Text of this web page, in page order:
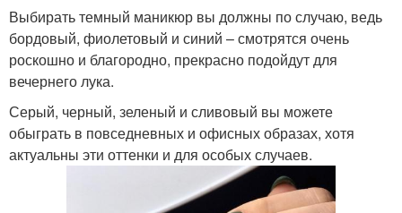
Выбирать темный маникюр вы должны по случаю, ведь
бордовый, фиолетовый и синий – смотрятся очень
роскошно и благородно, прекрасно подойдут для
вечернего лука.
Серый, черный, зеленый и сливовый вы можете
обыграть в повседневных и офисных образах, хотя
актуальны эти оттенки и для особых случаев.